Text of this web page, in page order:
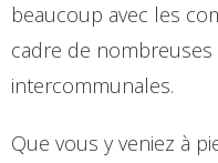
beaucoup avec les
cadre de nombreuses
intercommunales.
Que vous y veniez à